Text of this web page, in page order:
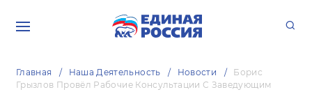
Главная Наша Деятельность Новости
Борис
Грызлов Провёл Рабочие Консультации С Заведующим